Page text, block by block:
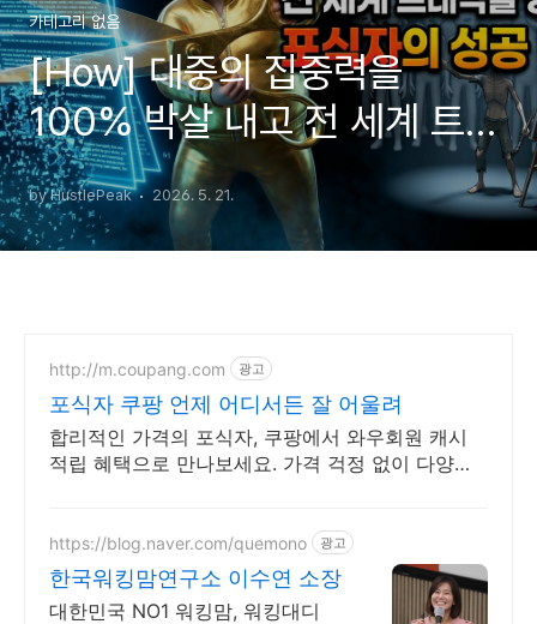
카테고리 없음
[How] 대중의 집중력을
100% 박살 내고 전 세계 트래
픽을 장악한 포식자의 성공 법
칙
by HustlePeak 2026. 5. 21.
http://m.coupang.com 광고
포식자 쿠팡 언제 어디서든 잘 어울려
합리적인 가격의 포식자, 쿠팡에서 와우회원 캐시
적립 혜택으로 만나보세요. 가격 걱정 없이 다양한
https://blog.naver.com/quemono 광고
한국워킹맘연구소 이수연 소장
대한민국 NO1 워킹맘, 워킹대디